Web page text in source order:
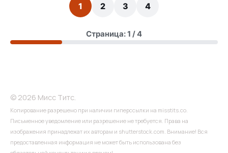
1 2 3 4
Страница: 1 / 4
© 2026 Мисс Титс.
Копирование разрешено при наличии гиперссылки на misstits.co.
Письменное уведомление или разрешение не требуется. Права на
изображения принадлежат их авторам и shutterstock.com. Внимание! Вся
предоставленная информация не может быть использована без